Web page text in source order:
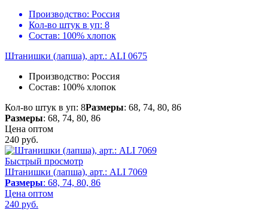
Производство: Россия
Кол-во штук в уп: 8
Состав: 100% хлопок
Штанишки (лапша), арт.: ALI 0675
Производство: Россия
Состав: 100% хлопок
Кол-во штук в уп: 8Размеры: 68, 74, 80, 86
Размеры: 68, 74, 80, 86
Цена оптом
240 руб.
Быстрый просмотр
Штанишки (лапша), арт.: ALI 7069
Размеры: 68, 74, 80, 86
Цена оптом
240 руб.